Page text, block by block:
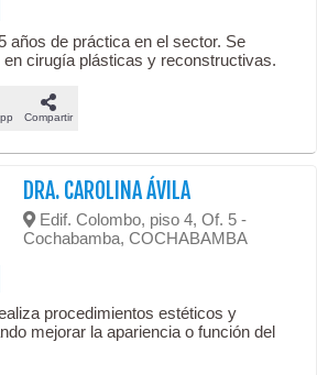
años de práctica en el sector. Se
cirugía plásticas y reconstructivas.
Compartir
DRA. CAROLINA ÁVILA
Edif. Colombo, piso 4, Of. 5 -
Cochabamba, COCHABAMBA
procedimientos estéticos y
mejorar la apariencia o función del